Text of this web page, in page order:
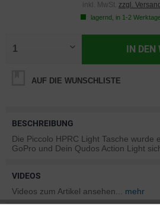
inkl. MwSt. zzgl.
lagernd, in 1-2
IN DEN
AUF DIE WUNSCHLISTE
BESCHREIBUNG
Die Piccolo HPRC Light Tasche wurde
GoPro und Dein Qudos Action Light
VIDEOS
Videos zum Artikel ansehen...
mehr